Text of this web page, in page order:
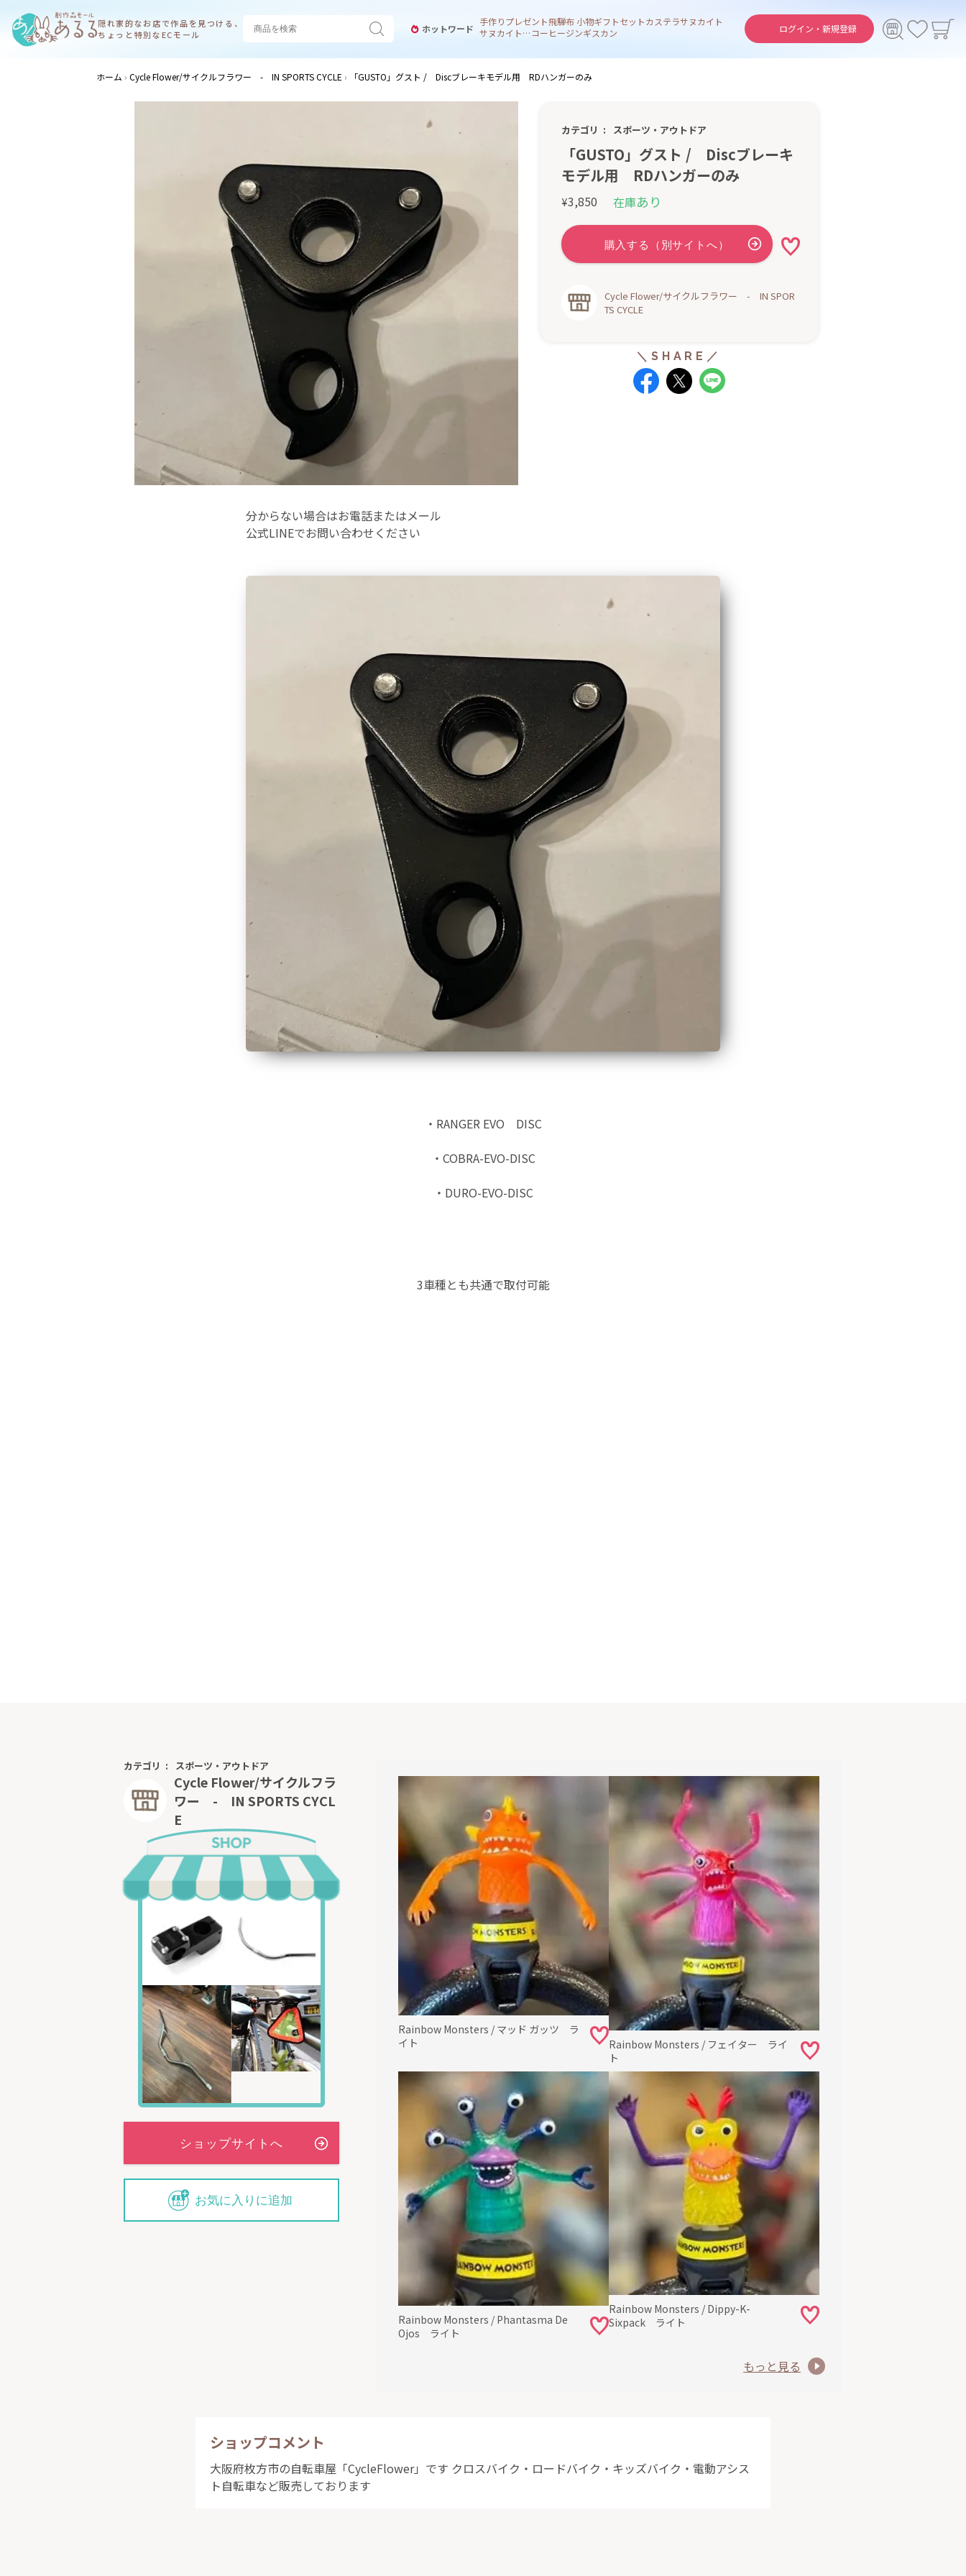
隠れ家的なお店で作品を見つける、
ちょっと特別なECモール
ログイン・ 新規登録
ホットワード
手作りプレゼント飛騨布 小物ギフトセットカステラサヌカイト
サヌカイト 風鈴コーヒージンギスカン
ホーム Cycle Flower/サイクルフラワー - IN SPORTS CYCLE 「GUSTO」グスト / Discブレーキモデル用 RDハンガーのみ
カテゴリ スポーツ・アウトドア
「GUSTO」グスト / Discブレーキ
モデル用 RDハンガーのみ
¥3,850 在庫あり
Cycle Flower/サイクルフラワー - IN SPOR
TS CYCLE
分からない場合はお電話またはメール
公式LINEでお問い合わせください
・RANGER EVO DISC
・COBRA-EVO-DISC
・DURO-EVO-DISC
3車種とも共通で取付可能
カテゴリ スポーツ・アウトドア
Cycle Flower/サイクルフラ
ワー - IN SPORTS CYCL
E
お気に入りに追加
Rainbow Monsters / マッド ガッツ ラ
イト
Rainbow Monsters / フェイター ライ
ト
Rainbow Monsters / Phantasma De
Ojos ライト
Rainbow Monsters / Dippy-K-
Sixpack ライト
もっと見る
ショップコメント
大阪府枚方市の自転車屋「CycleFlower」です クロスバイク・ロードバイク・キッズバイク・電動アシス
ト自転車など販売しております